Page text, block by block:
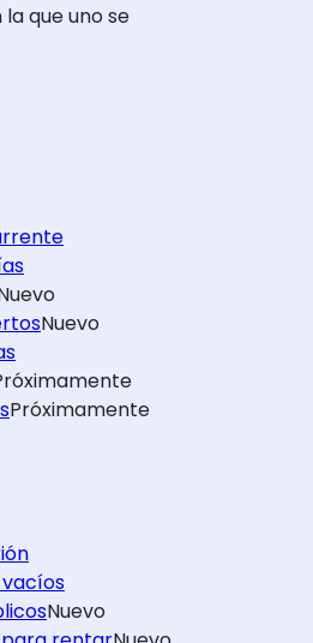
que uno se
Nuevo
Próximamente
Nuevo